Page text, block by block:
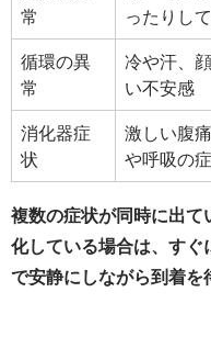
常
ったりし
循環の異
常
冷や汗、
い不安感
消化器症
状
激しい腹
や呼吸の
複数の症状が同時に出て
化している場合は、すぐ
で安静にしながら到着を